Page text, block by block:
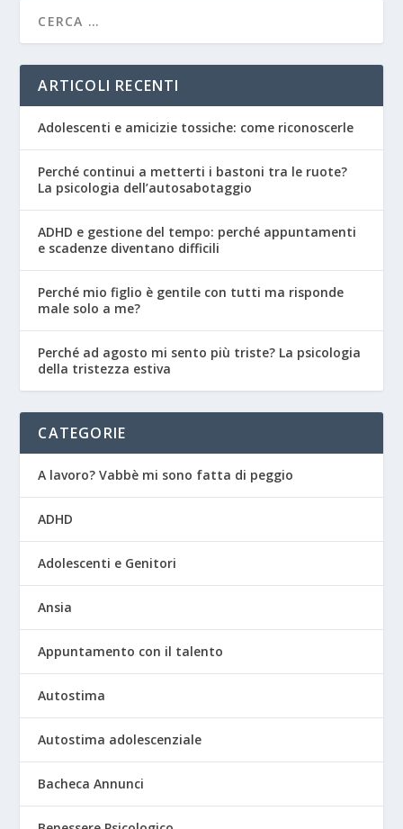
ARTICOLI RECENTI
Adolescenti e amicizie tossiche: come riconoscerle
Perché continui a metterti i bastoni tra le ruote?
La psicologia dell’autosabotaggio
ADHD e gestione del tempo: perché appuntamenti
e scadenze diventano difficili
Perché mio figlio è gentile con tutti ma risponde
male solo a me?
Perché ad agosto mi sento più triste? La psicologia
della tristezza estiva
CATEGORIE
A lavoro? Vabbè mi sono fatta di peggio
ADHD
Adolescenti e Genitori
Ansia
Appuntamento con il talento
Autostima
Autostima adolescenziale
Bacheca Annunci